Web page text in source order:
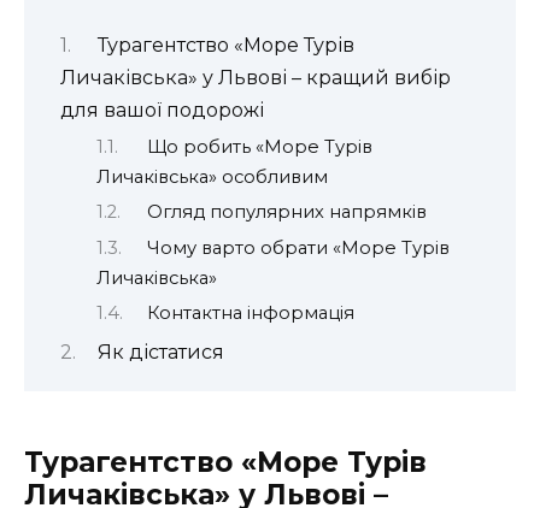
Турагентство «Море Турів
Личаківська» у Львові – кращий вибір
для вашої подорожі
Що робить «Море Турів
Личаківська» особливим
Огляд популярних напрямків
Чому варто обрати «Море Турів
Личаківська»
Контактна інформація
Як дістатися
Турагентство «Море Турів
Личаківська» у Львові –